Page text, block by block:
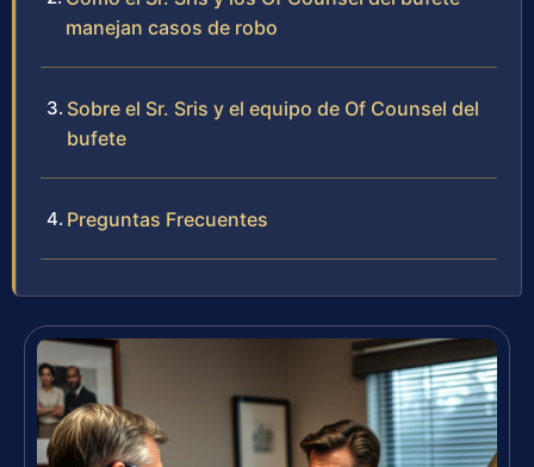
manejan casos de robo
Sobre el Sr. Sris y el equipo de Of Counsel del
bufete
Preguntas Frecuentes